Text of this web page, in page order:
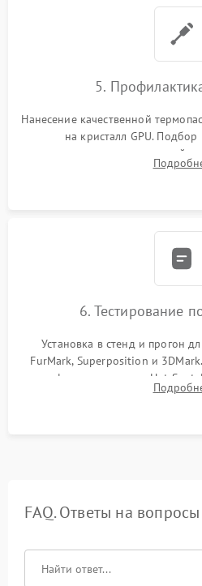
5.
Нанесение качественной
на кристалл GPU.
термопрокладок правильной
питания. Монтаж радиатора и
6. Тестирование
Установка в стенд и прогон
FurMark, Superposition и
графического чипа и Hot Spot.
артефактов изображения,
FAQ. Ответы на вопросы